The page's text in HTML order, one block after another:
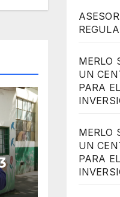
MERLO
UN
PARA
MERLO
UN
PARA